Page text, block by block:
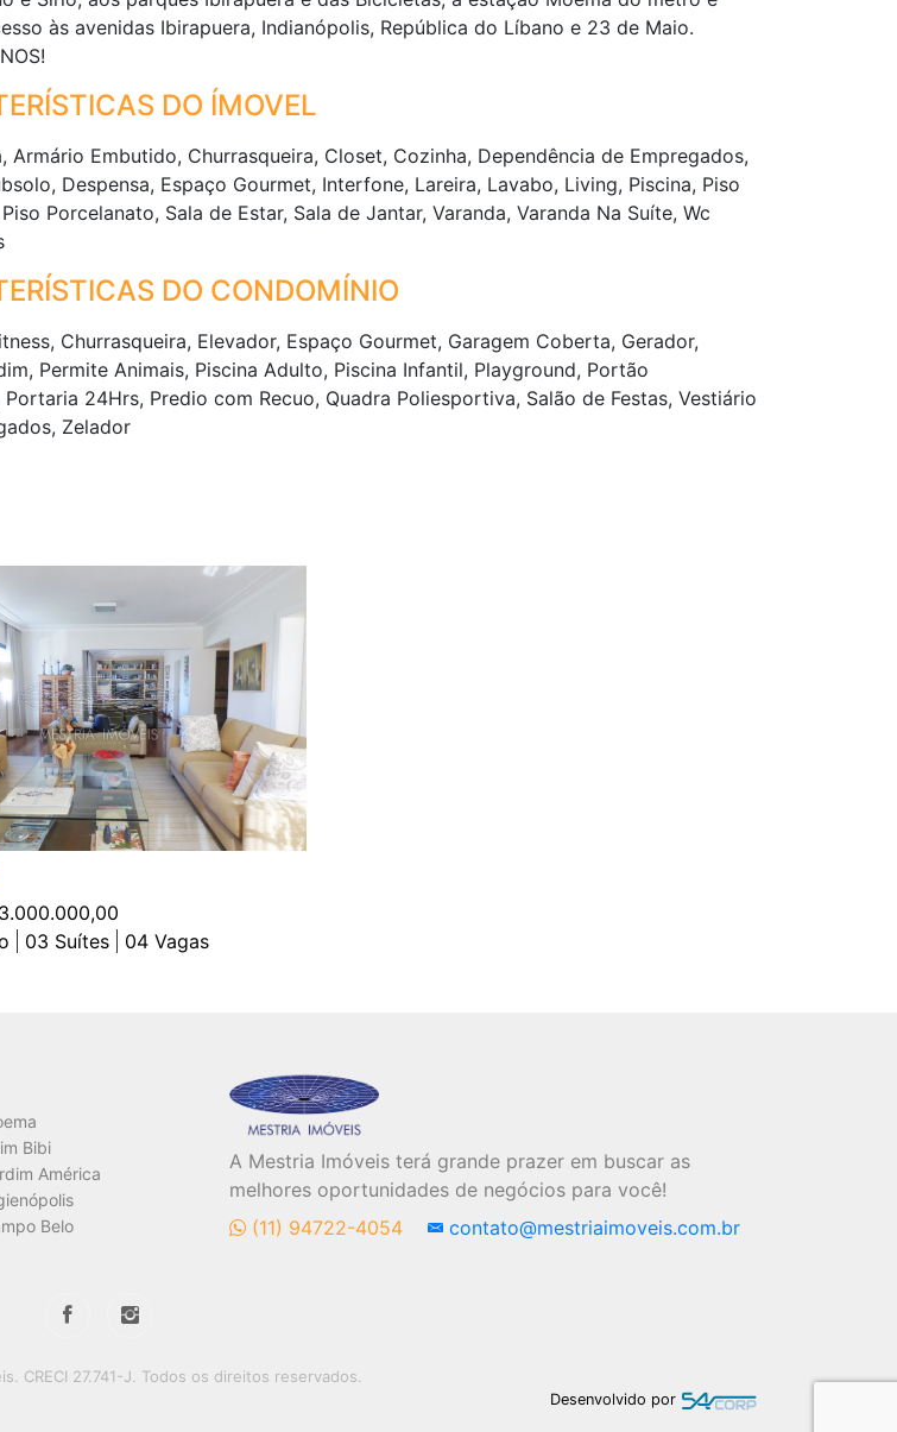
às avenidas Ibirapuera, Indianópolis, República do Líbano e 23 de Maio.
DO ÍMOVEL
Armário Embutido, Churrasqueira, Closet, Cozinha, Dependência de Empregados,
Despensa, Espaço Gourmet, Interfone, Lareira, Lavabo, Living, Piscina, Piso
Porcelanato, Sala de Estar, Sala de Jantar, Varanda, Varanda Na Suíte, Wc
DO CONDOMÍNIO
Churrasqueira, Elevador, Espaço Gourmet, Garagem Coberta, Gerador,
Permite Animais, Piscina Adulto, Piscina Infantil, Playground, Portão
24Hrs, Predio com Recuo, Quadra Poliesportiva, Salão de Festas, Vestiário
Zelador
03 Suítes 04 Vagas
Bibi
América
Belo
A Mestria Imóveis terá grande prazer em buscar as
melhores oportunidades de negócios para você!
(11) 94722-4054
contato@mestriaimoveis.com.br
CRECI 27.741-J. Todos os direitos reservados.
Desenvolvido por